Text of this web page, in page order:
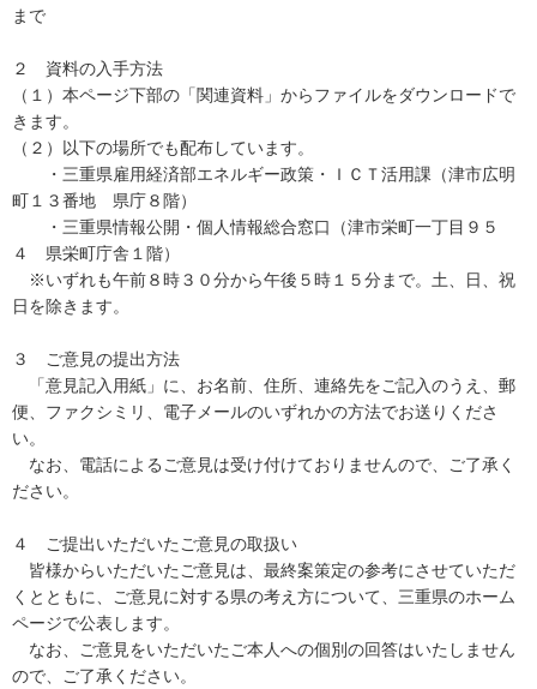
まで
２ 資料の入手方法
（１）本ページ下部の「関連資料」からファイルをダウンロードで
きます。
（２）以下の場所でも配布しています。
・三重県雇用経済部エネルギー政策・ＩＣＴ活用課（津市広明
町１３番地 県庁８階）
・三重県情報公開・個人情報総合窓口（津市栄町一丁目９５
４ 県栄町庁舎１階）
※いずれも午前８時３０分から午後５時１５分まで。土、日、祝
日を除きます。
３ ご意見の提出方法
「意見記入用紙」に、お名前、住所、連絡先をご記入のうえ、郵
便、ファクシミリ、電子メールのいずれかの方法でお送りくださ
い。
なお、電話によるご意見は受け付けておりませんので、ご了承く
ださい。
４ ご提出いただいたご意見の取扱い
皆様からいただいたご意見は、最終案策定の参考にさせていただ
くとともに、ご意見に対する県の考え方について、三重県のホーム
ページで公表します。
なお、ご意見をいただいたご本人への個別の回答はいたしません
ので、ご了承ください。